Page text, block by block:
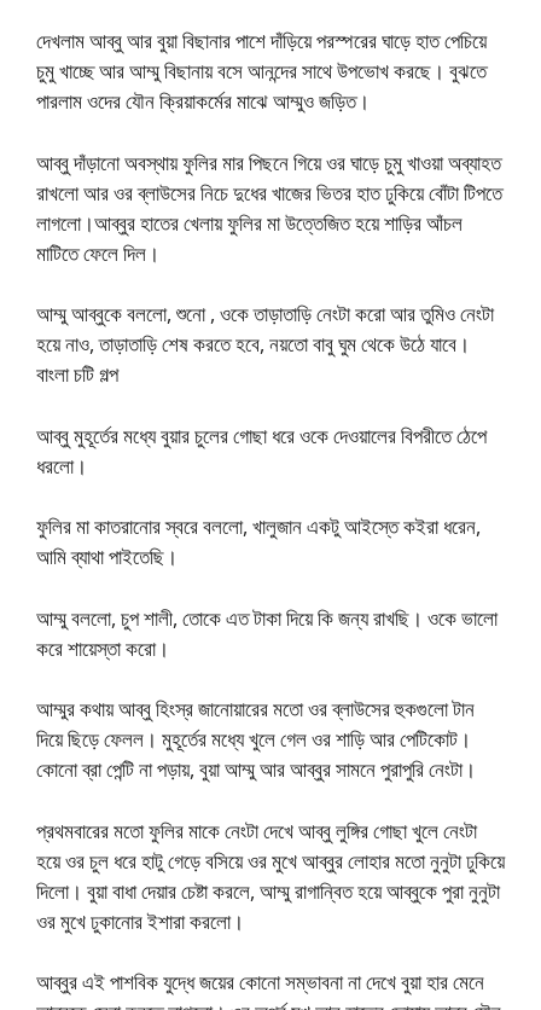
দেখলাম আব্বু আর বুয়া বিছানার পাশে দাঁড়িয়ে পরস্পরের ঘাড়ে হাত পেচিয়ে
চুমু খাচ্ছে আর আম্মু বিছানায় বসে আনন্দের সাথে উপভোখ করছে। বুঝতে
পারলাম ওদের যৌন ক্রিয়াকর্মের মাঝে আম্মুও জড়িত।
আব্বু দাঁড়ানো অবস্থায় ফুলির মার পিছনে গিয়ে ওর ঘাড়ে চুমু খাওয়া অব্যাহত
রাখলো আর ওর ব্লাউসের নিচে দুধের খাজের ভিতর হাত ঢুকিয়ে বোঁটা টিপতে
লাগলো।আব্বুর হাতের খেলায় ফুলির মা উত্তেজিত হয়ে শাড়ির আঁচল
মাটিতে ফেলে দিল।
আম্মু আব্বুকে বললো, শুনো , ওকে তাড়াতাড়ি নেংটা করো আর তুমিও নেংটা
হয়ে নাও, তাড়াতাড়ি শেষ করতে হবে, নয়তো বাবু ঘুম থেকে উঠে যাবে।
বাংলা চটি গল্প
আব্বু মুহূর্তের মধ্যে বুয়ার চুলের গোছা ধরে ওকে দেওয়ালের বিপরীতে ঠেপে
ধরলো।
ফুলির মা কাতরানোর স্বরে বললো, খালুজান একটু আইস্তে কইরা ধরেন,
আমি ব্যাথা পাইতেছি।
আম্মু বললো, চুপ শালী, তোকে এত টাকা দিয়ে কি জন্য রাখছি। ওকে ভালো
করে শায়েস্তা করো।
আম্মুর কথায় আব্বু হিংস্র জানোয়ারের মতো ওর ব্লাউসের হুকগুলো টান
দিয়ে ছিড়ে ফেলল। মুহূর্তের মধ্যে খুলে গেল ওর শাড়ি আর পেটিকোট।
কোনো ব্রা পেন্টি না পড়ায়, বুয়া আম্মু আর আব্বুর সামনে পুরাপুরি নেংটা।
প্রথমবারের মতো ফুলির মাকে নেংটা দেখে আব্বু লুঙ্গির গোছা খুলে নেংটা
হয়ে ওর চুল ধরে হাটু গেড়ে বসিয়ে ওর মুখে আব্বুর লোহার মতো নুনুটা ঢুকিয়ে
দিলো। বুয়া বাধা দেয়ার চেষ্টা করলে, আম্মু রাগান্বিত হয়ে আব্বুকে পুরা নুনুটা
ওর মুখে ঢুকানোর ইশারা করলো।
আব্বুর এই পাশবিক যুদ্ধে জয়ের কোনো সম্ভাবনা না দেখে বুয়া হার মেনে